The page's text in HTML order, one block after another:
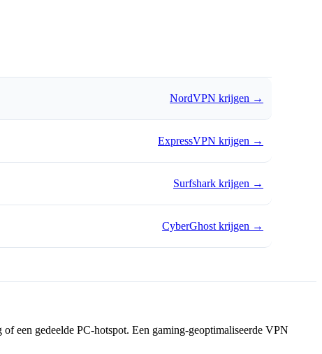
NordVPN krijgen →
ExpressVPN krijgen →
Surfshark krijgen →
CyberGhost krijgen →
een gedeelde PC-hotspot. Een gaming-geoptimaliseerde VPN